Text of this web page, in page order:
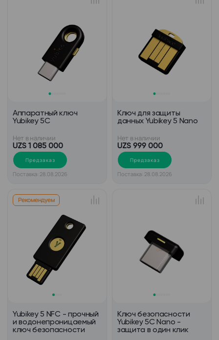
Аппаратный ключ
Yubikey 5C
Нет в наличии
UZS 1 085 000
Предзаказ
Поставка: 28.08.2026
Ключ для защиты
данных Yubikey 5 Nano
Нет в наличии
UZS 999 000
Предзаказ
Поставка: 28.08.2026
Рекомендуем
Yubikey 5 NFC - прочный
и водонепроницаемый
ключ безопасности
Ключ безопасности
Yubikey 5C Nano -
защита в один клик